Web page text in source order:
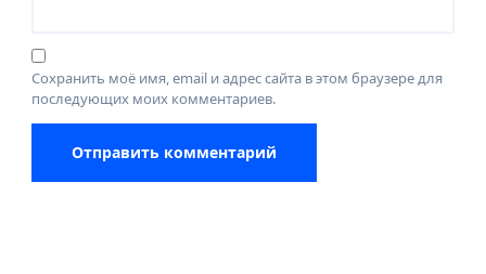
Сохранить моё имя, email и адрес сайта в этом браузере для
последующих моих комментариев.